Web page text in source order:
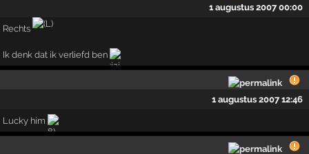
1 augustus 2007 00:00
Rechts
Ik denk dat ik verliefd ben
1 augustus 2007 12:46
Lucky him